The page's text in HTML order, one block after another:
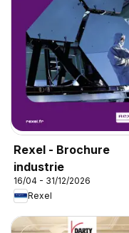
Rexel - Brochure
industrie
16/04 - 31/12/2026
Rexel